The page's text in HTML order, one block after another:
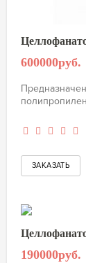
600000руб.
190000руб.